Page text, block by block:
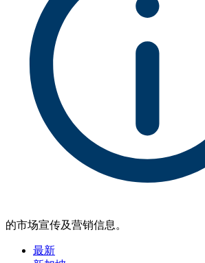
的市场宣传及营销信息。
最新